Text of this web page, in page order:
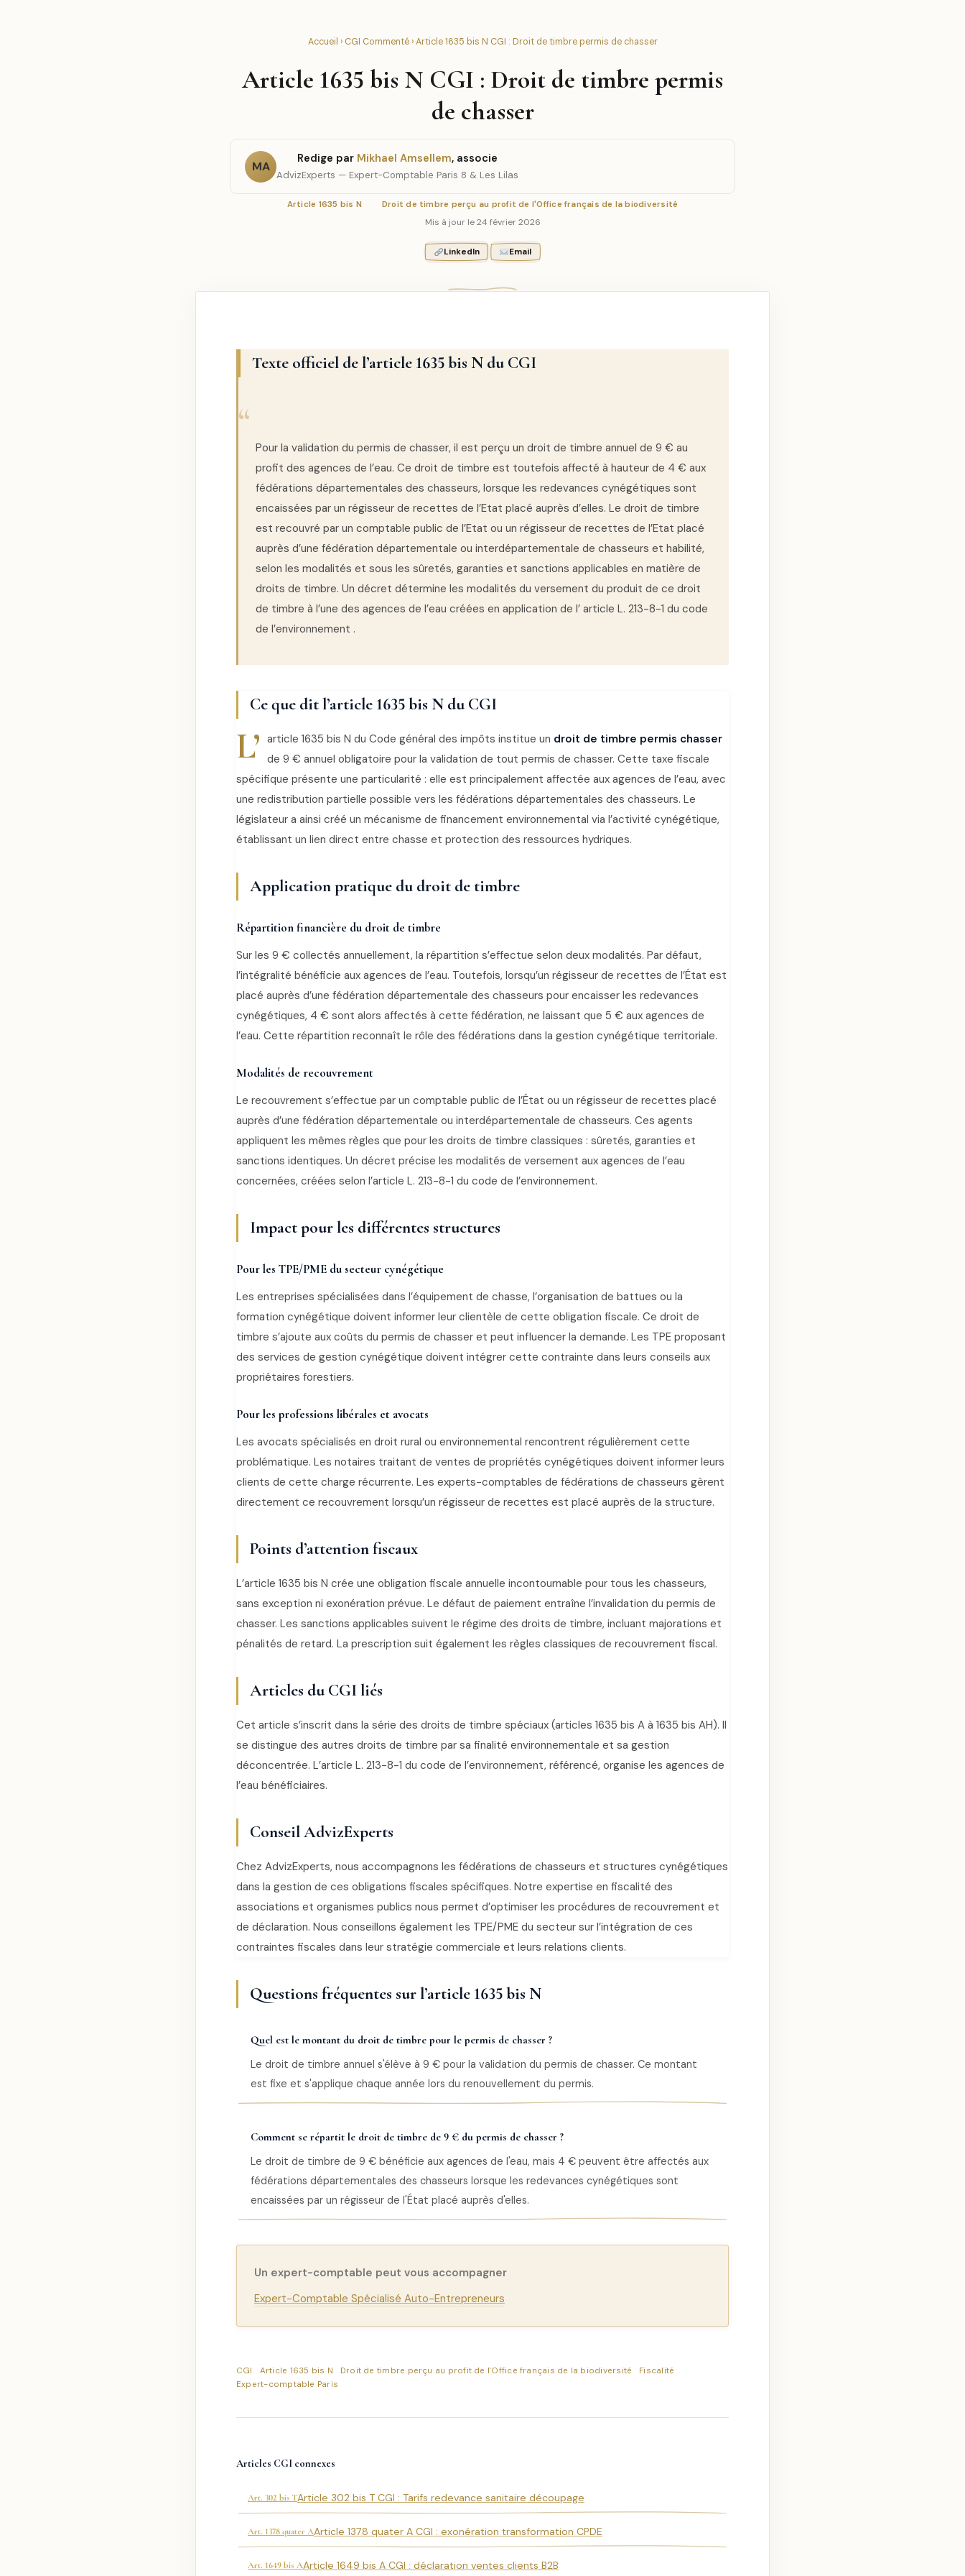
Accueil › CGI Commenté› Article 1635 bis N CGI : Droit de timbre permis de chasser
Article 1635 bis N CGI : Droit de timbre permis
de chasser
MA
Redige par Mikhael Amsellem, associe
AdvizExperts — Expert-Comptable Paris 8 & Les Lilas
Article 1635 bis N Droit de timbre perçu au profit de l'Office français de la biodiversité
Mis à jour le 24 février 2026
LinkedIn Email
Texte officiel de l’article 1635 bis N du CGI
Pour la validation du permis de chasser, il est perçu un droit de timbre annuel de 9 € au
profit des agences de l’eau. Ce droit de timbre est toutefois affecté à hauteur de 4 € aux
fédérations départementales des chasseurs, lorsque les redevances cynégétiques sont
encaissées par un régisseur de recettes de l’Etat placé auprès d’elles. Le droit de timbre
est recouvré par un comptable public de l’Etat ou un régisseur de recettes de l’Etat placé
auprès d’une fédération départementale ou interdépartementale de chasseurs et habilité,
selon les modalités et sous les sûretés, garanties et sanctions applicables en matière de
droits de timbre. Un décret détermine les modalités du versement du produit de ce droit
de timbre à l’une des agences de l’eau créées en application de l’ article L. 213-8-1 du code
de l’environnement .
Ce que dit l’article 1635 bis N du CGI
L’ article 1635 bis N du Code général des impôts institue un droit de timbre permis chasser
de 9 € annuel obligatoire pour la validation de tout permis de chasser. Cette taxe fiscale
spécifique présente une particularité : elle est principalement affectée aux agences de l’eau, avec
une redistribution partielle possible vers les fédérations départementales des chasseurs. Le
législateur a ainsi créé un mécanisme de financement environnemental via l’activité cynégétique,
établissant un lien direct entre chasse et protection des ressources hydriques.
Application pratique du droit de timbre
Répartition financière du droit de timbre
Sur les 9 € collectés annuellement, la répartition s’effectue selon deux modalités. Par défaut,
l’intégralité bénéficie aux agences de l’eau. Toutefois, lorsqu’un régisseur de recettes de l’État est
placé auprès d’une fédération départementale des chasseurs pour encaisser les redevances
cynégétiques, 4 € sont alors affectés à cette fédération, ne laissant que 5 € aux agences de
l’eau. Cette répartition reconnaît le rôle des fédérations dans la gestion cynégétique territoriale.
Modalités de recouvrement
Le recouvrement s’effectue par un comptable public de l’État ou un régisseur de recettes placé
auprès d’une fédération départementale ou interdépartementale de chasseurs. Ces agents
appliquent les mêmes règles que pour les droits de timbre classiques : sûretés, garanties et
sanctions identiques. Un décret précise les modalités de versement aux agences de l’eau
concernées, créées selon l’article L. 213-8-1 du code de l’environnement.
Impact pour les différentes structures
Pour les TPE/PME du secteur cynégétique
Les entreprises spécialisées dans l’équipement de chasse, l’organisation de battues ou la
formation cynégétique doivent informer leur clientèle de cette obligation fiscale. Ce droit de
timbre s’ajoute aux coûts du permis de chasser et peut influencer la demande. Les TPE proposant
des services de gestion cynégétique doivent intégrer cette contrainte dans leurs conseils aux
propriétaires forestiers.
Pour les professions libérales et avocats
Les avocats spécialisés en droit rural ou environnemental rencontrent régulièrement cette
problématique. Les notaires traitant de ventes de propriétés cynégétiques doivent informer leurs
clients de cette charge récurrente. Les experts-comptables de fédérations de chasseurs gèrent
directement ce recouvrement lorsqu’un régisseur de recettes est placé auprès de la structure.
Points d’attention fiscaux
L’article 1635 bis N crée une obligation fiscale annuelle incontournable pour tous les chasseurs,
sans exception ni exonération prévue. Le défaut de paiement entraîne l’invalidation du permis de
chasser. Les sanctions applicables suivent le régime des droits de timbre, incluant majorations et
pénalités de retard. La prescription suit également les règles classiques de recouvrement fiscal.
Articles du CGI liés
Cet article s’inscrit dans la série des droits de timbre spéciaux (articles 1635 bis A à 1635 bis AH). Il
se distingue des autres droits de timbre par sa finalité environnementale et sa gestion
déconcentrée. L’article L. 213-8-1 du code de l’environnement, référencé, organise les agences de
l’eau bénéficiaires.
Conseil AdvizExperts
Chez AdvizExperts, nous accompagnons les fédérations de chasseurs et structures cynégétiques
dans la gestion de ces obligations fiscales spécifiques. Notre expertise en fiscalité des
associations et organismes publics nous permet d’optimiser les procédures de recouvrement et
de déclaration. Nous conseillons également les TPE/PME du secteur sur l’intégration de ces
contraintes fiscales dans leur stratégie commerciale et leurs relations clients.
Questions fréquentes sur l’article 1635 bis N
Quel est le montant du droit de timbre pour le permis de chasser ?
Le droit de timbre annuel s'élève à 9 € pour la validation du permis de chasser. Ce montant
est fixe et s'applique chaque année lors du renouvellement du permis.
Comment se répartit le droit de timbre de 9 € du permis de chasser ?
Le droit de timbre de 9 € bénéficie aux agences de l'eau, mais 4 € peuvent être affectés aux
fédérations départementales des chasseurs lorsque les redevances cynégétiques sont
encaissées par un régisseur de l'État placé auprès d'elles.
Un expert-comptable peut vous accompagner
Expert-Comptable Spécialisé Auto-Entrepreneurs
CGI Article 1635 bis N Droit de timbre perçu au profit de l'Office français de la biodiversité
Fiscalité
Expert-comptable Paris
Articles CGI connexes
Art. 302 bis TArticle 302 bis T CGI : Tarifs redevance sanitaire découpage
Art. 1378 quater AArticle 1378 quater A CGI : exonération transformation CPDE
Art. 1649 bis AArticle 1649 bis A CGI : déclaration ventes clients B2B